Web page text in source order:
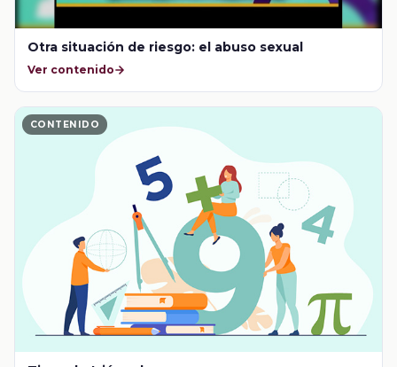
Otra situación de riesgo: el abuso sexual
Ver contenido
CONTENIDO